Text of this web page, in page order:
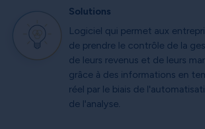
Solutions
Logiciel qui permet aux
de prendre le contrôle de la
de leurs revenus et de leurs
grâce à des informations en
réel par le biais de
de l'analyse.